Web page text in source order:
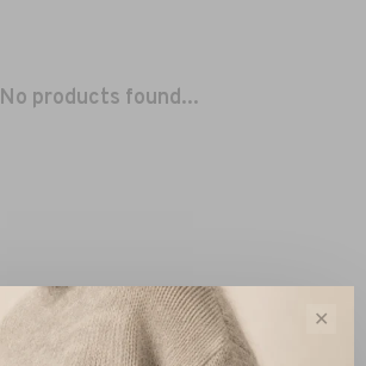
No products found...
✕